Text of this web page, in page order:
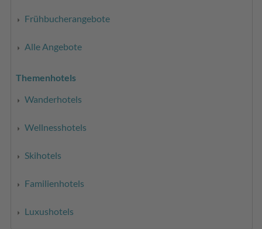
Frühbucherangebote
Alle Angebote
Themenhotels
Wanderhotels
Wellnesshotels
Skihotels
Familienhotels
Luxushotels